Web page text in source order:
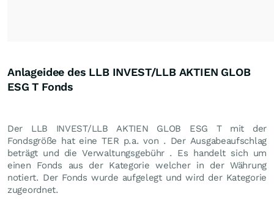
Anlageidee des LLB INVEST/LLB AKTIEN GLOB
ESG T Fonds
Der LLB INVEST/LLB AKTIEN GLOB ESG T mit der
Fondsgröße hat eine TER p.a. von . Der Ausgabeaufschlag
beträgt und die Verwaltungsgebühr . Es handelt sich um
einen Fonds aus der Kategorie welcher in der Währung
notiert. Der Fonds wurde aufgelegt und wird der Kategorie
zugeordnet.